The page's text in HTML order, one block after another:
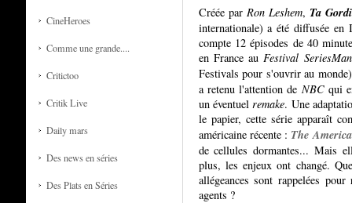
CineHeroes
Comme une grande....
Critictoo
Critik Live
Daily mars
Des news en séries
Des Plats en Séries
Créée par Ron Leshem, Ta
internationale) a été diffusée
compte 12 épisodes de 40
en France au Festival
Festivals pour s'ouvrir au
a retenu l'attention de NBCqui
un éventuel remake. Une
le papier, cette série apparaît
américaine récente : The
de cellules dormantes... Mais
plus, les enjeux ont changé.
allégeances sont rappelées
agents ?